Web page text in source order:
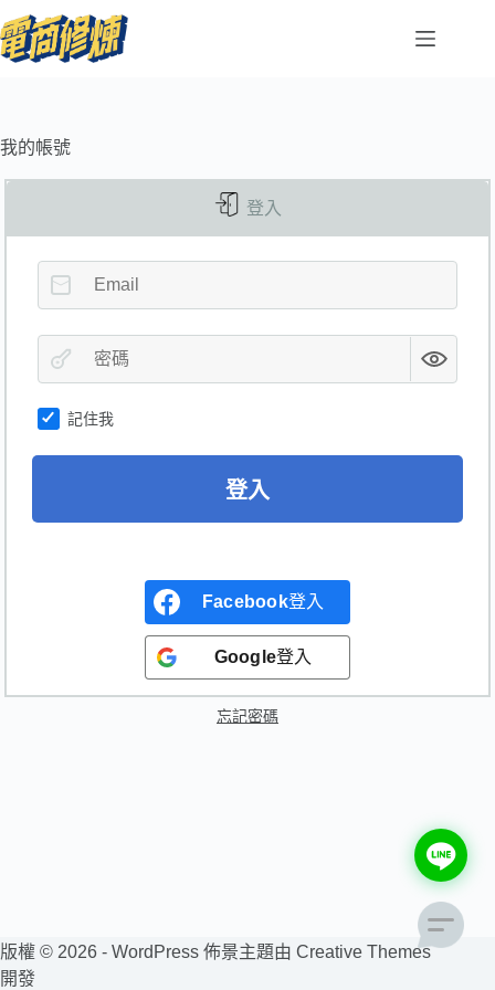
我的帳號
登入
記住我
登入
Facebook登入
Google登入
忘記密碼
版權 © 2026 - WordPress 佈景主題由 Creative Themes
開發